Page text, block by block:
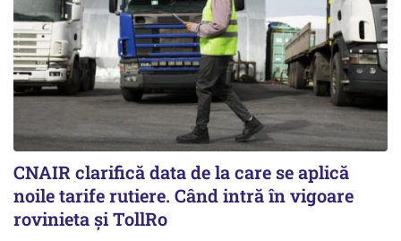
CNAIR clarifică data de la care se aplică
noile tarife rutiere. Când intră în vigoare
rovinieta și TollRo